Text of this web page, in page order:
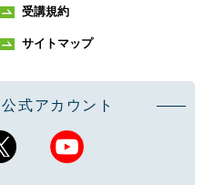
受講規約
サイトマップ
式アカウント